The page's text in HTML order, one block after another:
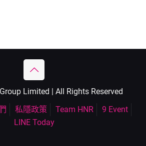
Limited | All Rights Reserved
私隱政策 Team HNR
9 Event
LINE Today